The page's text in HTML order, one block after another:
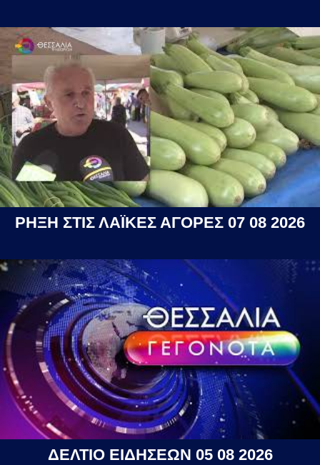
ΡΗΞΗ ΣΤΙΣ ΛΑΪΚΕΣ ΑΓΟΡΕΣ 07 08 2026
ΔΕΛΤΙΟ ΕΙΔΗΣΕΩΝ 05 08 2026